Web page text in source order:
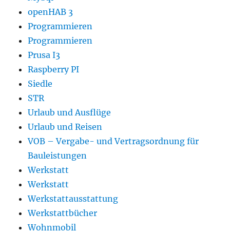
openHAB 3
Programmieren
Programmieren
Prusa I3
Raspberry PI
Siedle
STR
Urlaub und Ausflüge
Urlaub und Reisen
VOB – Vergabe- und Vertragsordnung für
Bauleistungen
Werkstatt
Werkstatt
Werkstattausstattung
Werkstattbücher
Wohnmobil